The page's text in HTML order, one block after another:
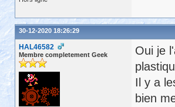
30-12-2020 18:26:29
HAL46582
Membre completement Geek
Oui je
Il y a
bien